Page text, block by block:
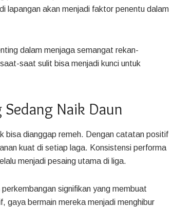
lapangan akan menjadi faktor penentu dalam
dalam menjaga semangat rekan-
saat sulit bisa menjadi kunci untuk
Naik Daun
bisa dianggap remeh. Dengan catatan positif
kuat di setiap laga. Konsistensi performa
menjadi pesaing utama di liga.
signifikan yang membuat
gaya bermain mereka menjadi menghibur